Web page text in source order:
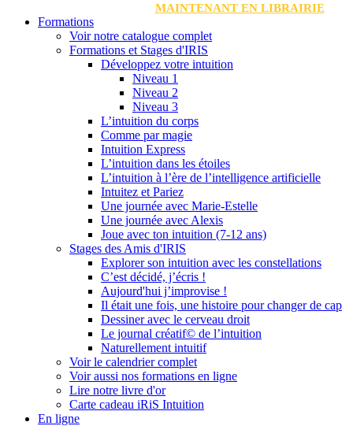
MAINTENANT EN LIBRAIRIE
Formations
Voir notre catalogue complet
Formations et Stages d'IRIS
Développez votre intuition
Niveau 1
Niveau 2
Niveau 3
L’intuition du corps
Comme par magie
Intuition Express
L’intuition dans les étoiles
L’intuition à l’ère de l’intelligence artificielle
Intuitez et Pariez
Une journée avec Marie-Estelle
Une journée avec Alexis
Joue avec ton intuition (7-12 ans)
Stages des Amis d'IRIS
Explorer son intuition avec les constellations
C’est décidé, j’écris !
Aujourd'hui j’improvise !
Il était une fois, une histoire pour changer de cap
Dessiner avec le cerveau droit
Le journal créatif© de l’intuition
Naturellement intuitif
Voir le calendrier complet
Voir aussi nos formations en ligne
Lire notre livre d'or
Carte cadeau iRiS Intuition
En ligne